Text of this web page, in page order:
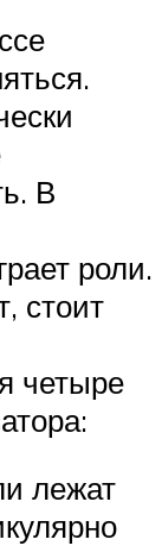
В
роли.
стоит
четыре
лежат